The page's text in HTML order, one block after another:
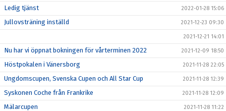
Ledig tjänst 2022-01-28 15:06
Jullovsträning inställd 2021-12-23 09:30
2021-12-21 14:01
Nu har vi öppnat bokningen för vårterminen 2022 2021-12-09 18:50
Höstpokalen i Vänersborg 2021-11-28 22:05
Ungdomscupen, Svenska Cupen och All Star Cup 2021-11-28 12:39
Syskonen Coche från Frankrike 2021-11-28 12:09
Mälarcupen 2021-11-28 11:22